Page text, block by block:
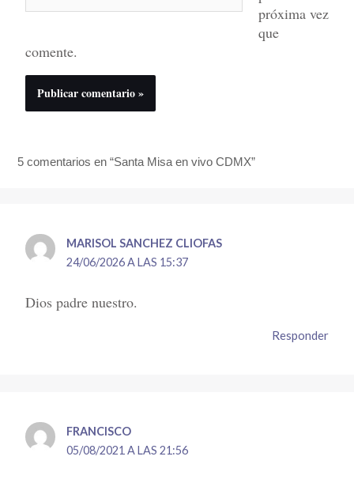
próxima vez
que
comente.
5 comentarios en “Santa Misa en vivo CDMX”
MARISOL SANCHEZ CLIOFAS
24/06/2026 A LAS 15:37
Dios padre nuestro.
Responder
FRANCISCO
05/08/2021 A LAS 21:56